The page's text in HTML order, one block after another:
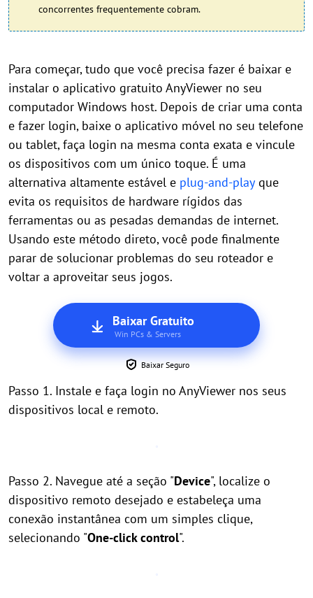
concorrentes frequentemente cobram.
Para começar, tudo que você precisa fazer é baixar e
instalar o aplicativo gratuito AnyViewer no seu
computador Windows host. Depois de criar uma conta
e fazer login, baixe o aplicativo móvel no seu telefone
ou tablet, faça login na mesma conta exata e vincule
os dispositivos com um único toque. É uma
alternativa altamente estável e plug-and-play que
evita os requisitos de hardware rígidos das
ferramentas ou as pesadas demandas de internet.
Usando este método direto, você pode finalmente
parar de solucionar problemas do seu roteador e
voltar a aproveitar seus jogos.
Baixar Gratuito
Win PCs & Servers
Baixar Seguro
Passo 1. Instale e faça login no AnyViewer nos seus
dispositivos local e remoto.
Passo 2. Navegue até a seção "Device", localize o
dispositivo remoto desejado e estabeleça uma
conexão instantânea com um simples clique,
selecionando "One-click control".